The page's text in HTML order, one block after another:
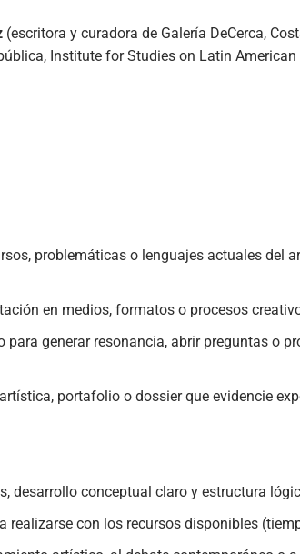
(escritora y curadora de Galería DeCerca,
Institute for Studies on Latin American
problemáticas o lenguajes actuales del
en medios, formatos o procesos
para generar resonancia, abrir preguntas o
portafolio o dossier que evidencie
desarrollo conceptual claro y estructura
realizarse con los recursos disponibles